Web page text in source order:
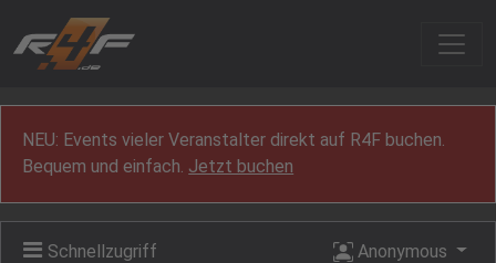
NEU: Events vieler Veranstalter direkt auf R4F buchen.
Bequem und einfach. Jetzt buchen
Schnellzugriff Anonymous